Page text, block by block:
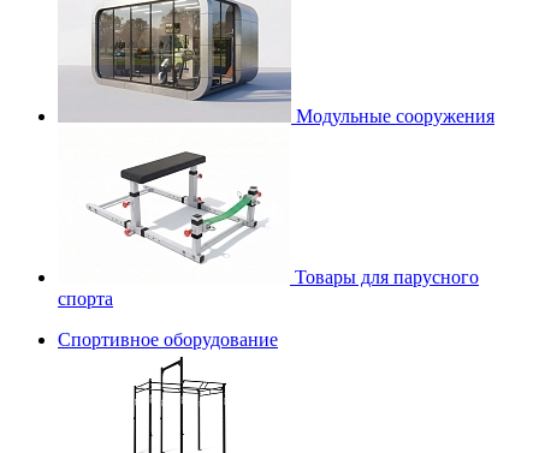
Модульные сооружения
Товары для парусного
спорта
Спортивное оборудование